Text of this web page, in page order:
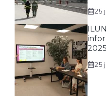
25
25